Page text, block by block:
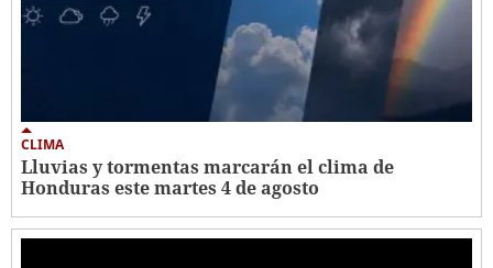
CLIMA
Lluvias y tormentas marcarán el clima de
Honduras este martes 4 de agosto